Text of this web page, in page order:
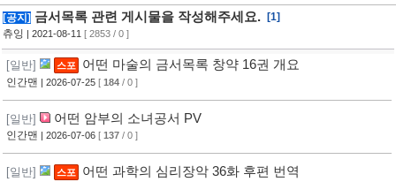
[공지] 금서목록 관련 게시물을 작성해주세요.
[1]
츄잉 | 2021-08-11 [ 2853 / 0 ]
[일반] 스포 어떤 마술의 금서목록 창약 16권 개요
인간맨 | 2026-07-25 [ 184 / 0 ]
[일반] 어떤 암부의 소녀공서 PV
인간맨 | 2026-07-06 [ 137 / 0 ]
[일반] 스포 어떤 과학의 심리장악 36화 후편 번역